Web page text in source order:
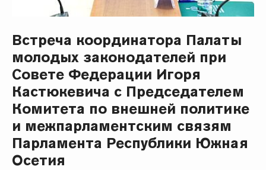
Встреча координатора Палаты
молодых законодателей при
Совете Федерации Игоря
Кастюкевича с Председателем
Комитета по внешней политике
и межпарламентским связям
Парламента Республики Южная
Осетия